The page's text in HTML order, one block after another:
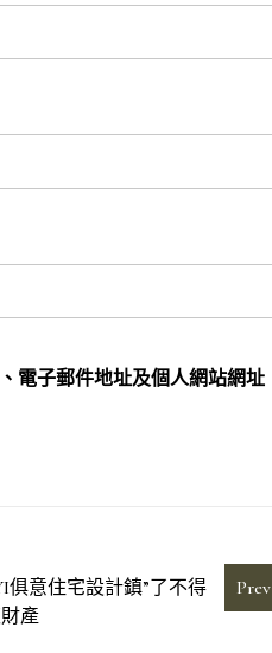
電子郵件地址及個人網站網址
俱意住宅設計鎮”了不得
產